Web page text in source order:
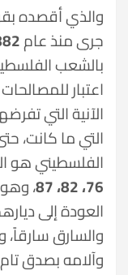
والذي أقصده
جرى منذ عام
بالشعب
اعتبار
الآنية التي
التي ما كانت،
الفلسطيني هو
76، 82، 87
،
العودة إلى
والسارق
وآلامه بصدق